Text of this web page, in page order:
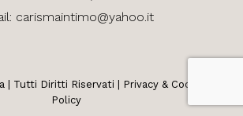
carismaintimo@yahoo.it
| Tutti Diritti Riservati | Privacy & Cookie
Policy